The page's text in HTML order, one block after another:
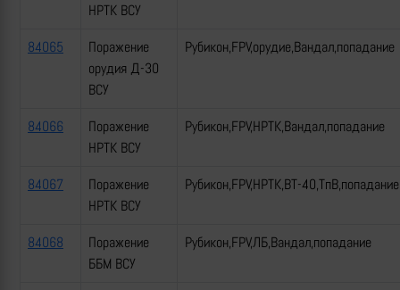
НРТК ВСУ
84065
Поражение
орудия Д-30
ВСУ
Рубикон,FPV,орудие,Вандал,попадание
84066
Поражение
НРТК ВСУ
Рубикон,FPV,НРТК,Вандал,попадание
84067
Поражение
НРТК ВСУ
Рубикон,FPV,НРТК,ВТ-40,ТпВ,попадание
84068
Поражение
ББМ ВСУ
Рубикон,FPV,ЛБ,Вандал,попадание